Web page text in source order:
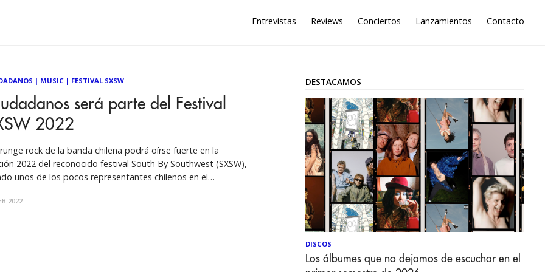
Entrevistas Reviews Conciertos Lanzamientos Contacto
| MUSIC| FESTIVAL SXSW
será parte del Festival
2022
rock de la banda chilena podrá oírse fuerte en la
2022 del reconocido festival South By Southwest (SXSW),
unos de los pocos representantes chilenos en el
de Chile junto a los ganadores de los Premios Pulsar
2022
DESTACAMOS
DISCOS
Los álbumes que no dejamos de escuchar en el